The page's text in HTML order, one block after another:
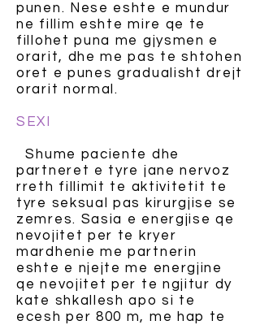
punen. Nese eshte e mundur
ne fillim eshte mire qe te
fillohet puna me gjysmen e
orarit, dhe me pas te shtohen
oret e punes gradualisht drejt
orarit normal.
SEXI
Shume paciente dhe
partneret e tyre jane nervoz
rreth fillimit te aktivitetit te
tyre seksual pas kirurgjise se
zemres. Sasia e energjise qe
nevojitet per te kryer
mardhenie me partnerin
eshte e njejte me energjine
qe nevojitet per te ngjitur dy
kate shkallesh apo si te
ecesh per 800 m, me hap te